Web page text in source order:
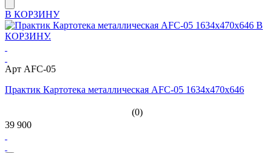
В КОРЗИНУ
Арт AFC-05
Практик Картотека металлическая AFC-05 1634x470х646
(0)
39 900